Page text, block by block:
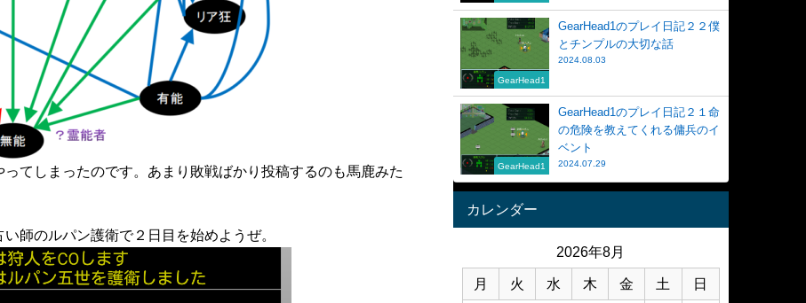
てしまったのです。あまり敗戦ばかり投稿するのも馬鹿みた
師のルパン護衛で２日目を始めようぜ。
GearHead1
GearHead1のプレイ日記２２僕
とチンプルの大切な話
2024.08.03
GearHead1
GearHead1のプレイ日記２１命
の危険を教えてくれる傭兵のイ
ベント
2024.07.29
カレンダー
2026年8月
月 火 水 木 金 土 日